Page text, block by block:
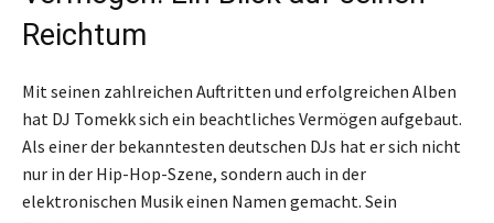
Reichtum
Mit seinen zahlreichen Auftritten und erfolgreichen Alben
hat DJ Tomekk sich ein beachtliches Vermögen aufgebaut.
Als einer der bekanntesten deutschen DJs hat er sich nicht
nur in der Hip-Hop-Szene, sondern auch in der
elektronischen Musik einen Namen gemacht. Sein